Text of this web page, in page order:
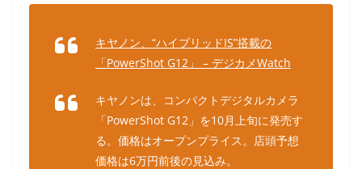
キヤノン、“ハイブリッドIS”搭載の
「PowerShot G12」 – デジカメWatch
キヤノンは、コンパクトデジタルカメラ
「PowerShot G12」を10月上旬に発売す
る。価格はオープンプライス。店頭予想
価格は6万円前後の見込み。